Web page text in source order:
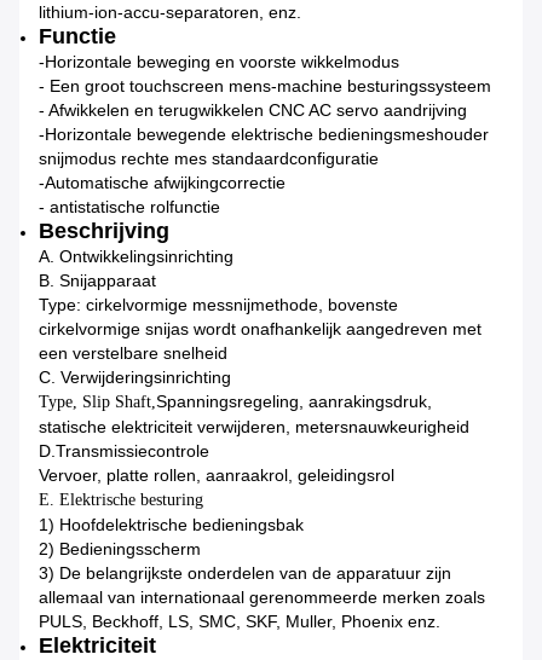
lithium-ion-accu-separatoren, enz.
Functie
-Horizontale beweging en voorste wikkelmodus
- Een groot touchscreen mens-machine besturingssysteem
- Afwikkelen en terugwikkelen CNC AC servo aandrijving
-Horizontale bewegende elektrische bedieningsmeshouder
snijmodus rechte mes standaardconfiguratie
-Automatische afwijkingcorrectie
- antistatische rolfunctie
Beschrijving
A. Ontwikkelingsinrichting
B. Snijapparaat
Type: cirkelvormige messnijmethode, bovenste
cirkelvormige snijas wordt onafhankelijk aangedreven met
een verstelbare snelheid
C. Verwijderingsinrichting
Type, Slip Shaft,Spanningsregeling, aanrakingsdruk,
statische elektriciteit verwijderen, metersnauwkeurigheid
D.Transmissiecontrole
Vervoer, platte rollen, aanraakrol, geleidingsrol
E. Elektrische besturing
1) Hoofdelektrische bedieningsbak
2) Bedieningsscherm
3) De belangrijkste onderdelen van de apparatuur zijn
allemaal van internationaal gerenommeerde merken zoals
PULS, Beckhoff, LS, SMC, SKF, Muller, Phoenix enz.
Elektriciteit